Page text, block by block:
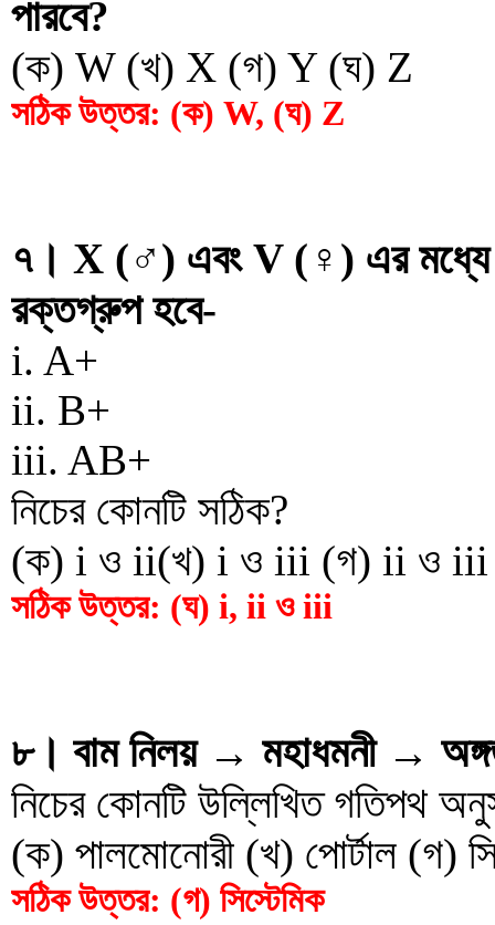
পারবে?
(ক) W (খ) X (গ) Y (ঘ) Z
সঠিক উত্তর: (ক) W, (ঘ) Z
৭। X (♂) এবং V (♀) এর মধ্যে
রক্তগ্রুপ হবে-
i. A+
ii. B+
iii. AB+
নিচের কোনটি সঠিক?
(ক) i ও ii(খ) i ও iii (গ) ii ও
সঠিক উত্তর: (ঘ) i, ii ও iii
৮। বাম নিলয় → মহাধমনী →
নিচের কোনটি উল্লিখিত গতিপথ
(ক) পালমোনোরী (খ) পোর্টাল (গ)
সঠিক উত্তর: (গ) সিস্টেমিক